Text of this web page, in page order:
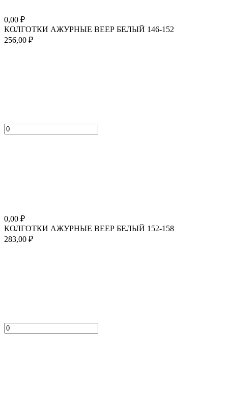
0,00 ₽
КОЛГОТКИ АЖУРНЫЕ ВЕЕР БЕЛЫЙ 146-152
256,00 ₽
0,00 ₽
КОЛГОТКИ АЖУРНЫЕ ВЕЕР БЕЛЫЙ 152-158
283,00 ₽